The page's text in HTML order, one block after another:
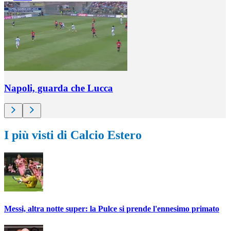
Napoli, guarda che Lucca
I più visti di Calcio Estero
Messi, altra notte super: la Pulce si prende l'ennesimo primato